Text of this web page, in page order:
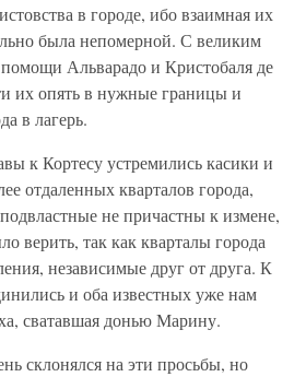
в городе, ибо взаимная их
была непомерной. С великим
Альварадо и Кристобаля де
их опять в нужные границы и
в лагерь.
к Кортесу устремились касики и
отдаленных кварталов города,
не причастны к измене,
верить, так как кварталы города
независимые друг от друга. К
и оба известных уже нам
сватавшая донью Марину.
склонялся на эти просьбы, но